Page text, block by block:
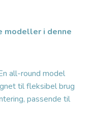
modeller i denne
all-round model
til fleksibel brug
passende til